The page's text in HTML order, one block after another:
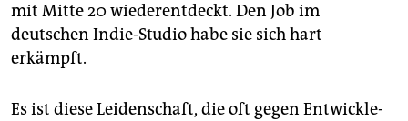
mit Mitte 20 wiederentdeckt. Den Job im
deutschen Indie-Studio habe sie sich hart
erkämpft.
Es ist diese Leidenschaft, die oft gegen Ent­wick­le­